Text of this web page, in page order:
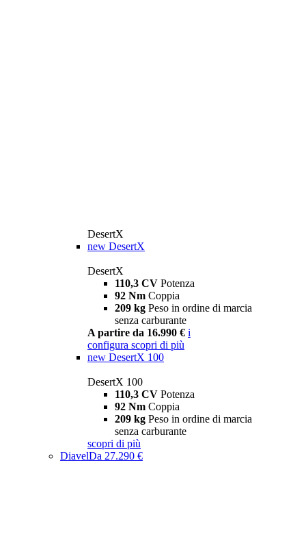
DesertX
new DesertX
DesertX
110,3 CV Potenza
92 Nm Coppia
209 kg Peso in ordine di marcia
senza carburante
A partire da 16.990 € i
configura scopri di più
new DesertX 100
DesertX 100
110,3 CV Potenza
92 Nm Coppia
209 kg Peso in ordine di marcia
senza carburante
scopri di più
DiavelDa 27.290 €